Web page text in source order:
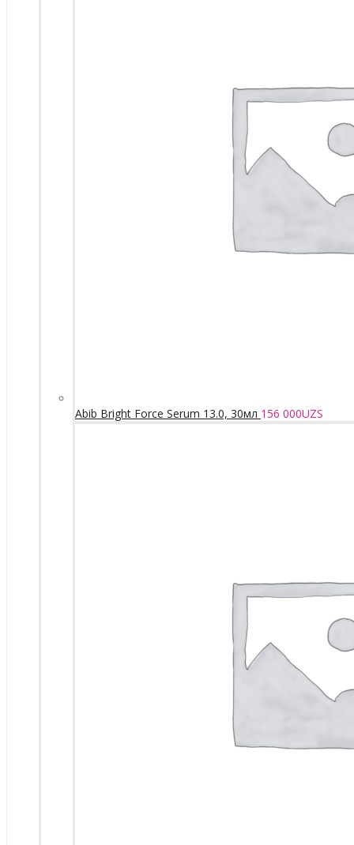
Abib Bright Force Serum 13.0, 30мл 156 000UZS